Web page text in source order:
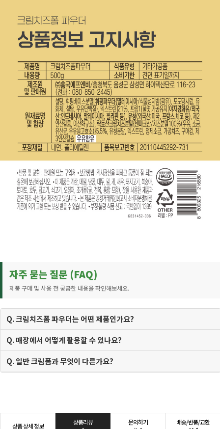
자주 묻는 질문 (FAQ)
제품 구매 및 사용 전 궁금한 내용을 확인해보세요.
Q. 크림치즈폼 파우더는 어떤 제품인가요?
Q. 매장에서 어떻게 활용할 수 있나요?
Q. 일반 크림폼과 무엇이 다른가요?
상품 상세 정보
상품리뷰
문의하기
배송/반품/교환